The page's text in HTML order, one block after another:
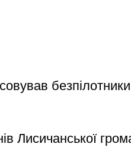
Лисичанської